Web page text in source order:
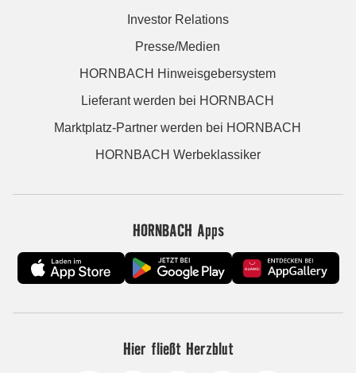
Investor Relations
Presse/Medien
HORNBACH Hinweisgebersystem
Lieferant werden bei HORNBACH
Marktplatz-Partner werden bei HORNBACH
HORNBACH Werbeklassiker
HORNBACH Apps
Hier fließt Herzblut